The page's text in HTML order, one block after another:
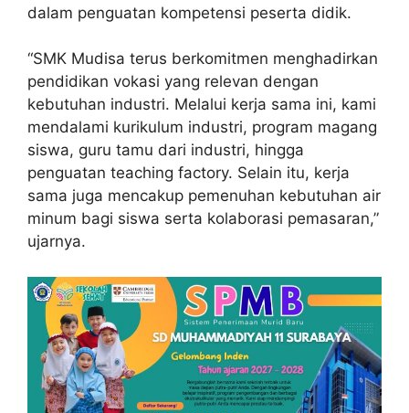
dalam penguatan kompetensi peserta didik.
“SMK Mudisa terus berkomitmen menghadirkan
pendidikan vokasi yang relevan dengan
kebutuhan industri. Melalui kerja sama ini, kami
mendalami kurikulum industri, program magang
siswa, guru tamu dari industri, hingga
penguatan teaching factory. Selain itu, kerja
sama juga mencakup pemenuhan kebutuhan air
minum bagi siswa serta kolaborasi pemasaran,”
ujarnya.